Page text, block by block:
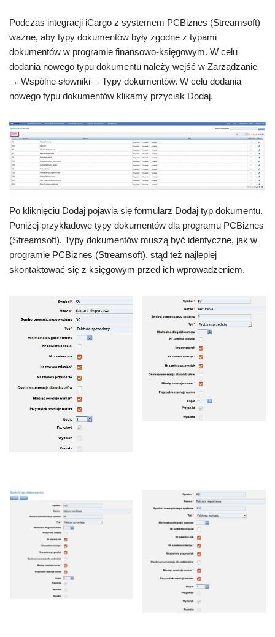
Podczas integracji iCargo z systemem PCBiznes (Streamsoft)
ważne, aby typy dokumentów były zgodne z typami
dokumentów w programie finansowo-księgowym. W celu
dodania nowego typu dokumentu należy wejść w Zarządzanie
→ Wspólne słowniki →Typy dokumentów. W celu dodania
nowego typu dokumentów klikamy przycisk Dodaj.
Po kliknięciu Dodaj pojawia się formularz Dodaj typ dokumentu.
Poniżej przykładowe typy dokumentów dla programu PCBiznes
(Streamsoft). Typy dokumentów muszą być identyczne, jak w
programie PCBiznes (Streamsoft), stąd też najlepiej
skontaktować się z księgowym przed ich wprowadzeniem.